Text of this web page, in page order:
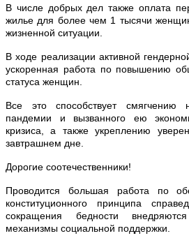
В числе добрых дел также оплата
жилье для более чем 1 тысячи
жизненной ситуации.
В ходе реализации активной
ускоренная работа по повышению
статуса женщин.
Все это способствует смягчению
пандемии и вызванного ею
кризиса, а также укреплению
завтрашнем дне.
Дорогие соотечественники!
Проводится большая работа по
конституционного принципа
сокращения бедности
механизмы социальной поддержки.